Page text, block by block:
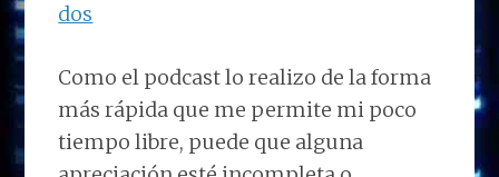
dos
Como el podcast lo realizo de la forma
más rápida que me permite mi poco
tiempo libre, puede que alguna